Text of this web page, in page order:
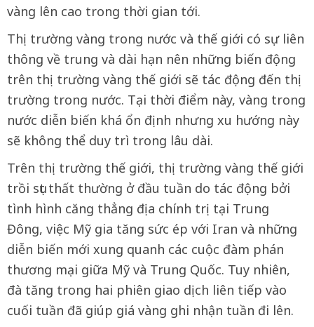
vàng lên cao trong thời gian tới.
Thị trường vàng trong nước và thế giới có sự liên
thông về trung và dài hạn nên những biến động
trên thị trường vàng thế giới sẽ tác động đến thị
trường trong nước. Tại thời điểm này, vàng trong
nước diễn biến khá ổn định nhưng xu hướng này
sẽ không thể duy trì trong lâu dài.
Trên thị trường thế giới, thị trường vàng thế giới
trồi sụt thất thường ở đầu tuần do tác động bởi
tình hình căng thẳng địa chính trị tại Trung
Đông, việc Mỹ gia tăng sức ép với Iran và những
diễn biến mới xung quanh các cuộc đàm phán
thương mại giữa Mỹ và Trung Quốc. Tuy nhiên,
đà tăng trong hai phiên giao dịch liên tiếp vào
cuối tuần đã giúp giá vàng ghi nhận tuần đi lên.